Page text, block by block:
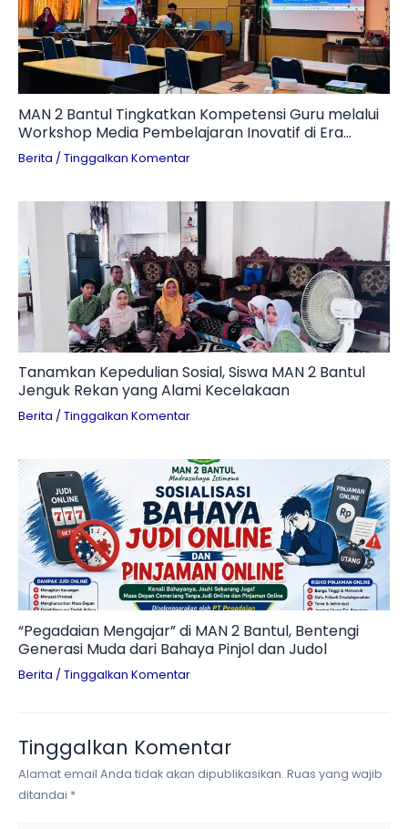
MAN 2 Bantul Tingkatkan Kompetensi Guru melalui
Workshop Media Pembelajaran Inovatif di Era
Digital
Berita / Tinggalkan Komentar
Tanamkan Kepedulian Sosial, Siswa MAN 2 Bantul
Jenguk Rekan yang Alami Kecelakaan
Berita / Tinggalkan Komentar
“Pegadaian Mengajar” di MAN 2 Bantul, Bentengi
Generasi Muda dari Bahaya Pinjol dan Judol
Berita / Tinggalkan Komentar
Tinggalkan Komentar
Alamat email Anda tidak akan dipublikasikan. Ruas yang wajib
ditandai *